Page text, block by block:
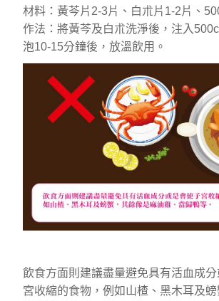
材料：黃芩片2-3片、白朮片1-2片、
作法：將黃芩及白朮洗淨後，注入
泡10-15分鐘後，放溫飲用。
飲食方面則建議盡量避免具有活血成
宮收縮的食物，例如山楂、黑木耳及